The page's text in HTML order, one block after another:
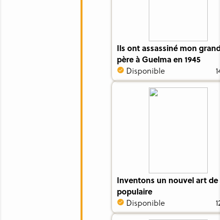
Ils ont assassiné mon
père à Guelma en 1945
Disponible
Inventons un nouvel art
populaire
Disponible